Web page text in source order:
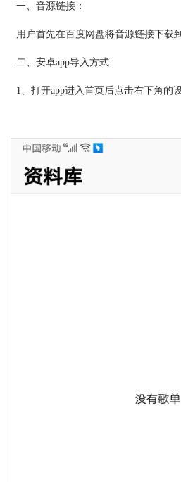
一、音源链接：
用户首先在百度网盘将音源链接下载
二、安卓app导入方式
1、打开app进入首页后点击右下角的